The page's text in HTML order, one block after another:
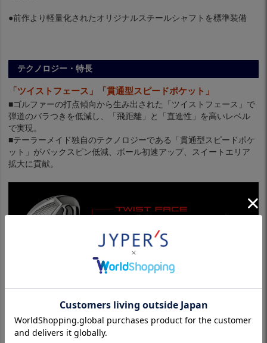
●前作より軽量化されたオリジナルスチールシャフトを標準装備
テクノロジー・特長
「ツイストフェース」「貫通型スピードポケット」
■ゴルファーの打点傾向から生み出された「ツイストフェース」で
弾道のバラつきを低減し、「飛距離」と「直進性」を高いレベル
で実現。
■テーラーメイド独自のテクノロジーである「貫通型スピードポケ
ット」がバックスピン低減、ボール初速アップ、スイートエリア
拡大に貢献。